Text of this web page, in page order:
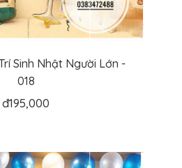
Sinh Nhật Người Lớn -
018
đ195,000